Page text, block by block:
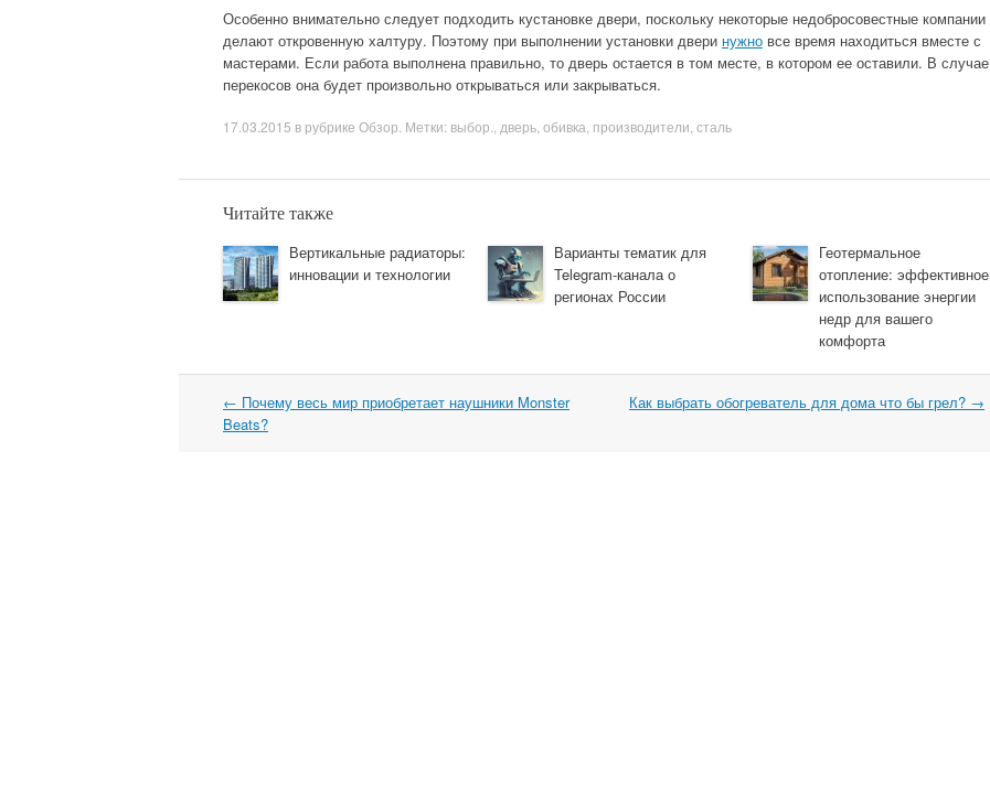
Особенно внимательно следует подходить кустановке двери, поскольку некоторые недобросовестные компании
делают откровенную халтуру. Поэтому при выполнении установки двери нужно все время находиться вместе с
мастерами. Если работа выполнена правильно, то дверь остается в том месте, в котором ее оставили. В случае
перекосов она будет произвольно открываться или закрываться.
17.03.2015 в рубрике Обзор . Метки: выбор. дверь обивка производители сталь
Читайте также
Вертикальные радиаторы:
инновации и технологии
Варианты тематик для
Telegram-канала о
регионах России
Геотермальное
отопление: эффективное
использование энергии
недр для вашего
комфорта
Навигация
← Почему весь мир приобретает наушники Monster
Beats?
Как выбрать обогреватель для дома что бы грел? →